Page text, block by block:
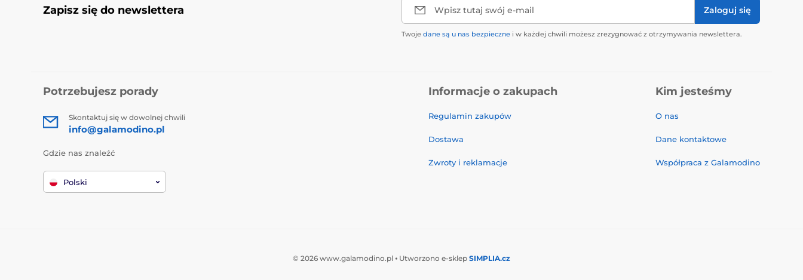
Zapisz się do newslettera Wpisz tutaj swój e-mail Zaloguj się
Twoje dane są u nas bezpieczne i w każdej chwili możesz zrezygnować z otrzymywania newslettera.
Potrzebujesz porady
Skontaktuj się w dowolnej chwili
info@galamodino.pl
Gdzie nas znaleźć
Polski
Informacje o zakupach
Regulamin zakupów
Dostawa
Zwroty i reklamacje
Kim jesteśmy
O nas
Dane kontaktowe
Współpraca z Galamodino
© 2026 www.galamodino.pl ⦁ Utworzono e-sklep SIMPLIA.cz